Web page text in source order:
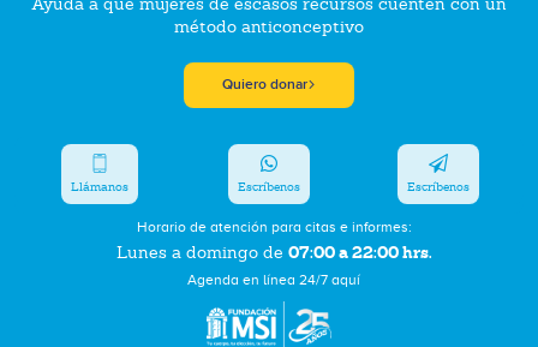
método anticonceptivo
Quiero donar
Horario de atención para citas e informes:
Lunes a domingo de 07:00 a 22:00 hrs.
Agenda en línea 24/7 aquí
Llámanos Escríbenos Escríbenos